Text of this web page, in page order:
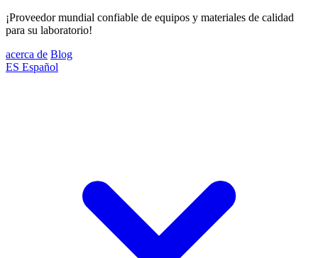
¡Proveedor mundial confiable de equipos y materiales de calidad
para su laboratorio!
acerca de Blog
ES Español